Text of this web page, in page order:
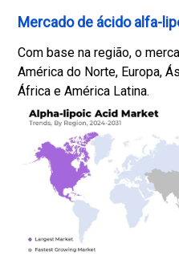
Mercado de ácido alfa-
Com base na região, o
América do Norte, Europa,
África e América Latina.